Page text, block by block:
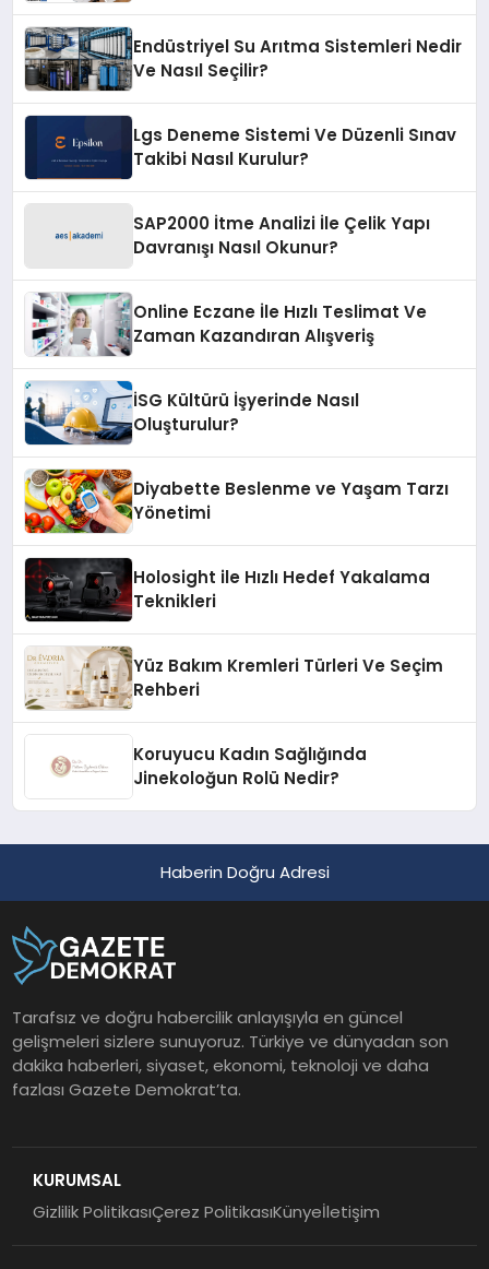
Endüstriyel Su Arıtma Sistemleri Nedir
Ve Nasıl Seçilir?
Lgs Deneme Sistemi Ve Düzenli Sınav
Takibi Nasıl Kurulur?
SAP2000 İtme Analizi İle Çelik Yapı
Davranışı Nasıl Okunur?
Online Eczane İle Hızlı Teslimat Ve
Zaman Kazandıran Alışveriş
İSG Kültürü İşyerinde Nasıl
Oluşturulur?
Diyabette Beslenme ve Yaşam Tarzı
Yönetimi
Holosight ile Hızlı Hedef Yakalama
Teknikleri
Yüz Bakım Kremleri Türleri Ve Seçim
Rehberi
Koruyucu Kadın Sağlığında
Jinekoloğun Rolü Nedir?
Haberin Doğru Adresi
Tarafsız ve doğru habercilik anlayışıyla en güncel
gelişmeleri sizlere sunuyoruz. Türkiye ve dünyadan son
dakika haberleri, siyaset, ekonomi, teknoloji ve daha
fazlası Gazete Demokrat’ta.
KURUMSAL
Gizlilik PolitikasıÇerez PolitikasıKünyeİletişim